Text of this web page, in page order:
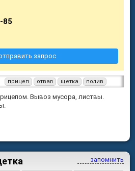
прицеп отвал щетка полив
Вывоз мусора, листвы.
85
запрос
запомнить